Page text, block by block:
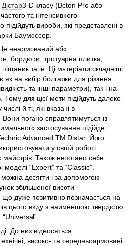
Дістар3-D класу (Beton Pro або
та інтенсивного
підійдуть вироби, які представлені в
Баумессер.
неармований або
бордюри, тротуарна плитка,
та ін. Ці матеріали складніші
як на вибір болгарки для різання
та інші параметри), так і на
Тому для цієї мети підійдуть далеко
й ті, які вказані в
Вони погано справлятимуться із
застосування підійде
Advanced ТМ Distar. Його
у своїй роботі
майстрів. Також непогано себе
моделі “Expert” та “Classic”.
досягти і за допомогою
збільшеної висоти
дуже позитивно позначається на
цього виду з найменшою твердістю
До них відносяться
високо- та середньоармовані